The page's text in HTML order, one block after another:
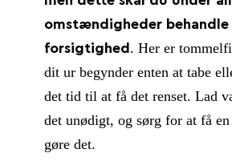
omstændigheder behandle
forsigtighed . Her er
dit ur begynder enten at tabe
det tid til at få det renset. Lad
det unødigt, og sørg for at få
gøre det.